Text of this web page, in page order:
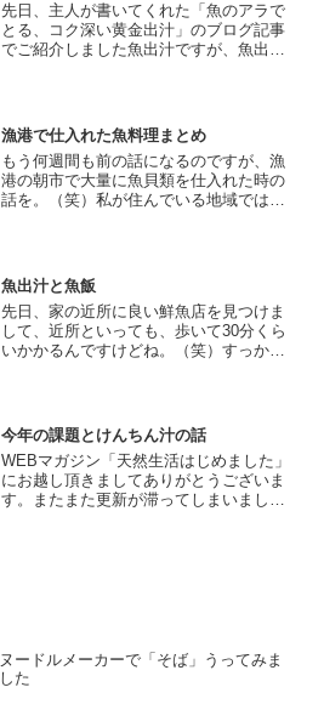
先日、主人が書いてくれた「魚のアラで
とる、コク深い黄金出汁」のブログ記事
でご紹介しました魚出汁ですが、魚出汁
して、美味しく頂きました...
漁港で仕入れた魚料理まとめ
もう何週間も前の話になるのですが、漁
港の朝市で大量に魚貝類を仕入れた時の
話を。（笑）私が住んでいる地域では普
を買おうと思うと、スーパ...
魚出汁と魚飯
先日、家の近所に良い鮮魚店を見つけま
して、近所といっても、歩いて30分くら
いかかるんですけどね。（笑）すっかり
丸々購入して、家でさ...
今年の課題とけんちん汁の話
WEBマガジン「天然生活はじめました」
にお越し頂きましてありがとうございま
す。またまた更新が滞ってしまいまし
ヌードルメーカーで「そば」うってみま
した